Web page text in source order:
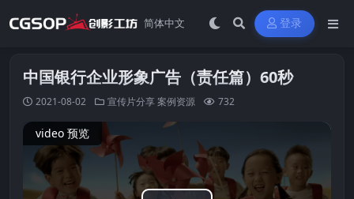
登录
中国银行企业形象广告（责任篇）60秒
2021-08-02 宣传片分享案例资源 732
video 预览